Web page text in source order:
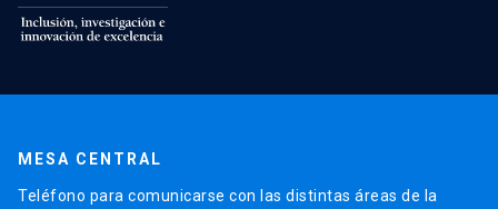
MESA CENTRAL
Teléfono para comunicarse con las distintas áreas de la